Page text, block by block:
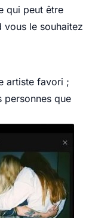
qui peut être
vous le souhaitez
artiste favori ;
personnes que